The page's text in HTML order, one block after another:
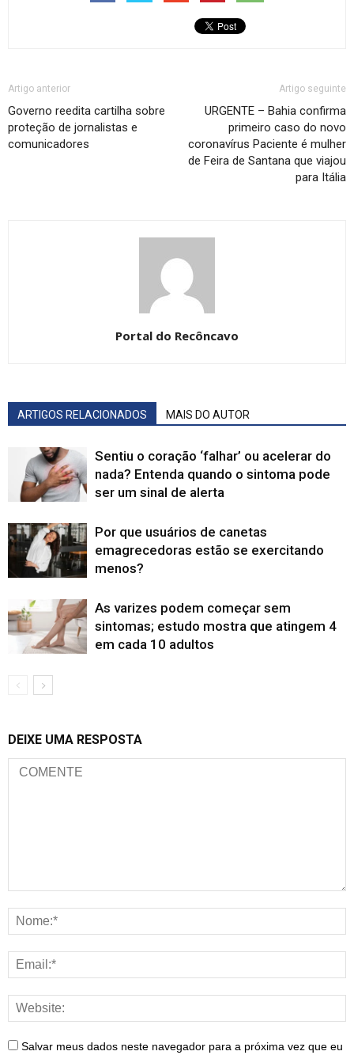
Artigo anterior
Governo reedita cartilha sobre
proteção de jornalistas e
comunicadores
Artigo seguinte
URGENTE – Bahia confirma
primeiro caso do novo
coronavírus Paciente é mulher
de Feira de Santana que viajou
para Itália
Portal do Recôncavo
ARTIGOS RELACIONADOS MAIS DO AUTOR
Sentiu o coração ‘falhar’ ou acelerar do
nada? Entenda quando o sintoma pode
ser um sinal de alerta
Por que usuários de canetas
emagrecedoras estão se exercitando
menos?
As varizes podem começar sem
sintomas; estudo mostra que atingem 4
em cada 10 adultos
DEIXE UMA RESPOSTA
Salvar meus dados neste navegador para a próxima vez que eu